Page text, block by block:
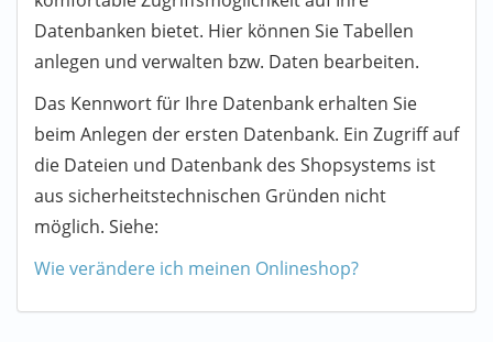
Datenbanken bietet. Hier können Sie Tabellen
anlegen und verwalten bzw. Daten bearbeiten.
Das Kennwort für Ihre Datenbank erhalten Sie
beim Anlegen der ersten Datenbank. Ein Zugriff auf
die Dateien und Datenbank des Shopsystems ist
aus sicherheitstechnischen Gründen nicht
möglich. Siehe:
Wie verändere ich meinen Onlineshop?